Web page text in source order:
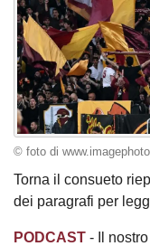
© foto di
Torna il consueto
dei paragrafi per
PODCAST - Il